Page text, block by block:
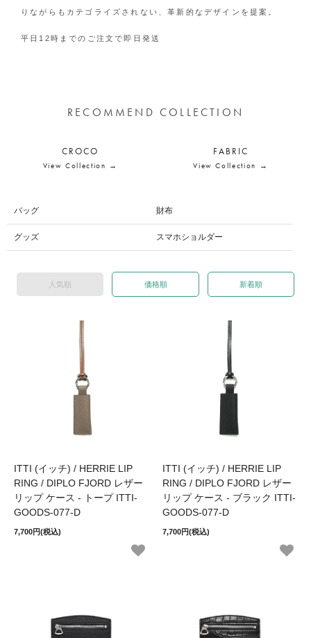
りながらもカテゴライズされない、革新的なデザインを提案。
平日12時までのご注文で即日発送
RECOMMEND COLLECTION
CROCO
View Collection →
FABRIC
View Collection →
バッグ 財布
グッズ スマホショルダー
人気順 価格順 新着順
ITTI (イッチ) / HERRIE LIP
RING / DIPLO FJORD レザー
リップ ケース - トープ ITTI-
GOODS-077-D
7,700円(税込)
ITTI (イッチ) / HERRIE LIP
RING / DIPLO FJORD レザー
リップ ケース - ブラック ITTI-
GOODS-077-D
7,700円(税込)